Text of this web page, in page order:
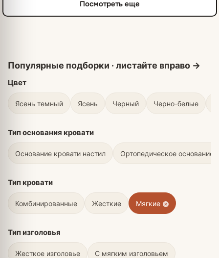
Посмотреть еще
Цвет
Ясень темный Ясень Черный Черно-белые
Тип основания кровати
Основание кровати настил Ортопедическое основание
Тип кровати
Комбинированные Жесткие Мягкие
Тип изголовья
Жесткое изголовье С мягким изголовьем